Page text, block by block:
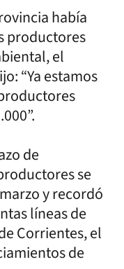
había
productores
el
“Ya estamos
de
se
y recordó
líneas de
Corrientes, el
de